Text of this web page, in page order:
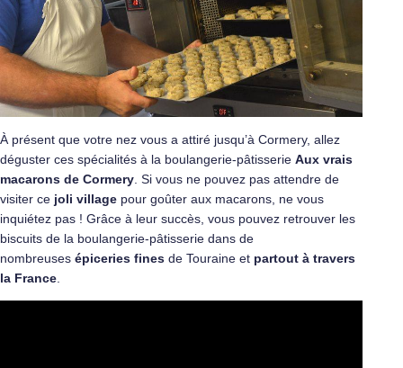
À présent que votre nez vous a attiré jusqu’à Cormery, allez
déguster ces spécialités à la boulangerie-pâtisserie Aux vrais
macarons de Cormery. Si vous ne pouvez pas attendre de
visiter ce joli village pour goûter aux macarons, ne vous
inquiétez pas ! Grâce à leur succès, vous pouvez retrouver les
biscuits de la boulangerie-pâtisserie dans de
nombreuses épiceries fines de Touraine et partout à travers
la France.